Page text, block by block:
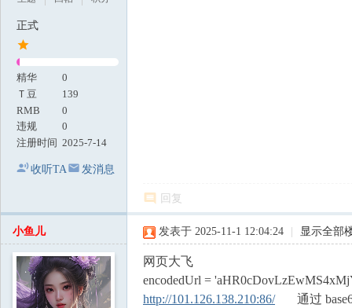
正式
精华
0
Ｔ豆
139
RMB
0
违规
0
注册时间 2025-7-14
收听TA 发消息
回复
小鱼儿 发表于 2025-11-1 12:04:24 显示全部
网页大飞
encodedUrl =
http://101.126.138.210:86/通过